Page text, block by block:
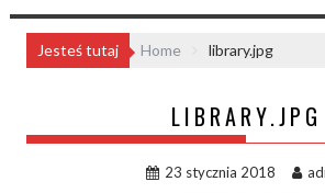
Jesteś tutaj Home library.jpg
LIBRARY.JPG
23 stycznia 2018